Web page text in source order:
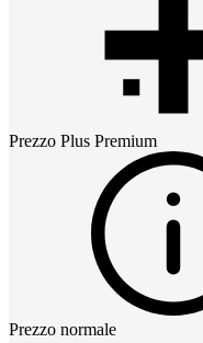
Prezzo Plus Premium
Prezzo normale